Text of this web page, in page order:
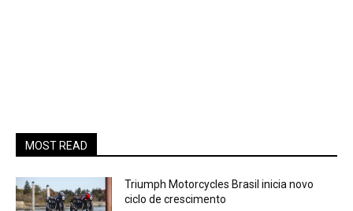
MOST READ
Triumph Motorcycles Brasil inicia novo
ciclo de crescimento